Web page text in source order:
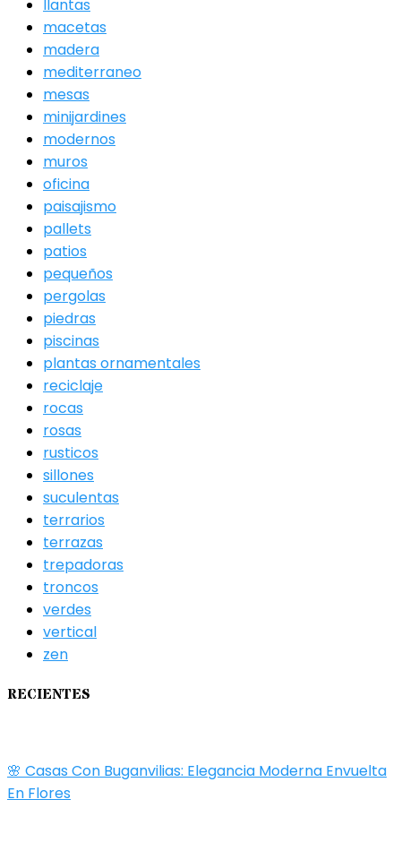
llantas
macetas
madera
mediterraneo
mesas
minijardines
modernos
muros
oficina
paisajismo
pallets
patios
pequeños
pergolas
piedras
piscinas
plantas ornamentales
reciclaje
rocas
rosas
rusticos
sillones
suculentas
terrarios
terrazas
trepadoras
troncos
verdes
vertical
zen
RECIENTES
🌸 Casas Con Buganvilias: Elegancia Moderna Envuelta
En Flores